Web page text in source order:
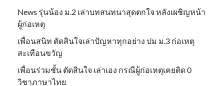
News รุ่นน้อง ม.2 เล่าบทสนทนาสุดตกใจ หลังเผชิญหน้า
ผู้ก่อเหตุ
เพื่อนสนิท ตัดสินใจเล่าปัญหาทุกอย่าง ปม ม.3 ก่อเหตุ
สะเทือนขวัญ
เพื่อนร่วมชั้น ตัดสินใจ เล่าเอง กรณีผู้ก่อเหตุเคยติด 0
วิชาภาษาไทย